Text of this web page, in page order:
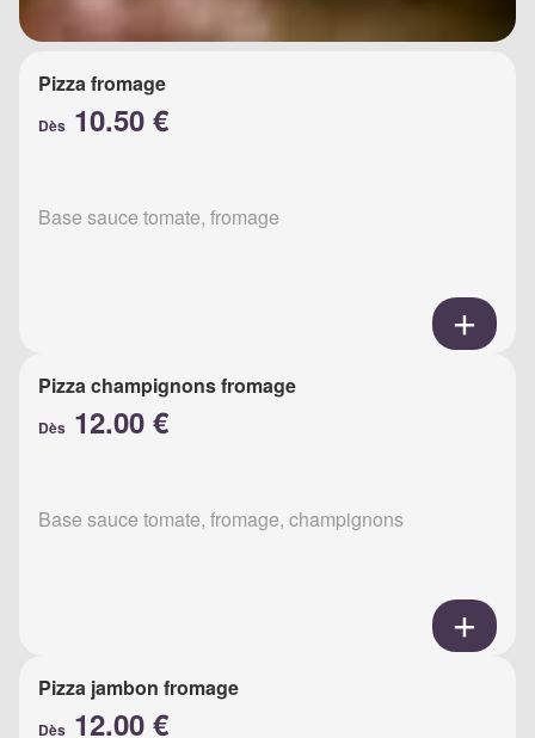
Pizza fromage
Dès 10.50 €
Base sauce tomate, fromage
Pizza champignons fromage
Dès 12.00 €
Base sauce tomate, fromage, champignons
Pizza jambon fromage
Dès 12.00 €